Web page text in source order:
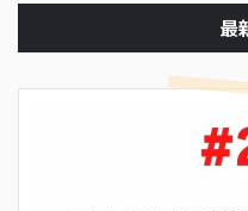
最